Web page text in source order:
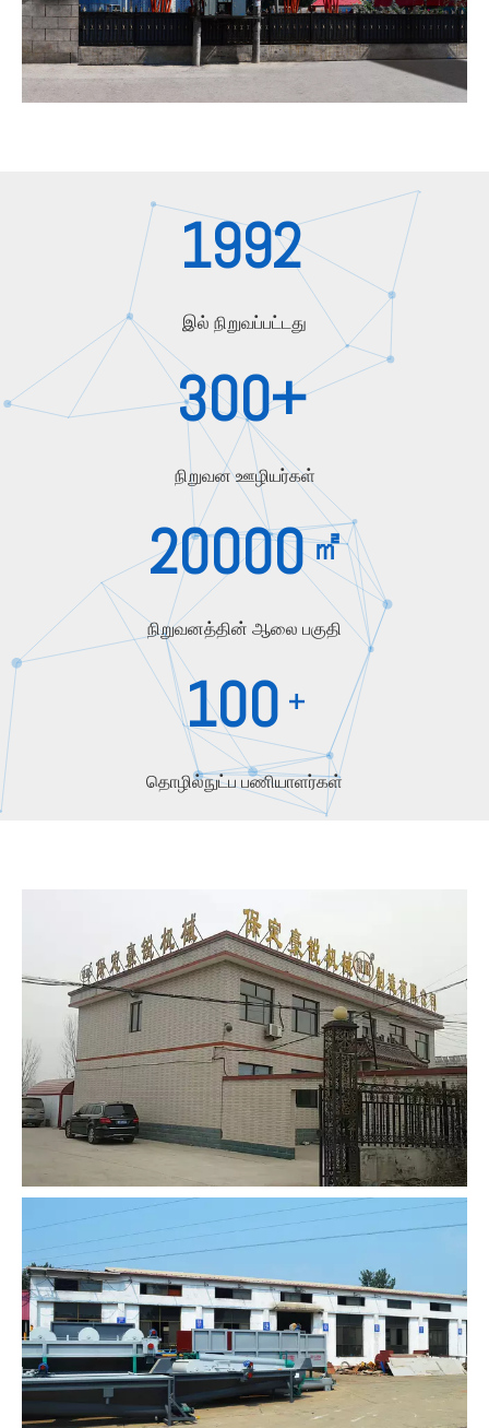
1992
இல் நிறுவப்பட்டது
300+
நிறுவன ஊழியர்கள்
20000 ㎡
நிறுவனத்தின் ஆலை பகுதி
100 +
தொழில்நுட்ப பணியாளர்கள்